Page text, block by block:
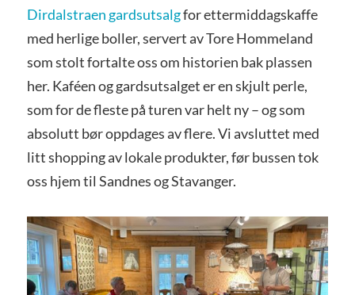
Dirdalstraen gardsutsalgfor ettermiddagskaffe
med herlige boller, servert av Tore Hommeland
som stolt fortalte oss om historien bak plassen
her. Kaféen og gardsutsalget er en skjult perle,
som for de fleste på turen var helt ny – og som
absolutt bør oppdages av flere. Vi avsluttet med
litt shopping av lokale produkter, før bussen tok
oss hjem til Sandnes og Stavanger.